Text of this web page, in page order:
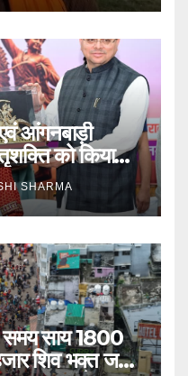
आंगनबाड़ी
को किया
SHARMA
साय 1800
शिव भक्त जल